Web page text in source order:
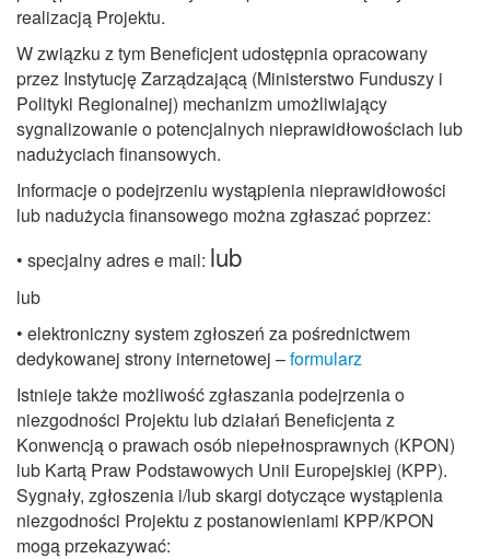
realizacją Projektu.
W związku z tym Beneficjent udostępnia opracowany
przez Instytucję Zarządzającą (Ministerstwo Funduszy i
Polityki Regionalnej) mechanizm umożliwiający
sygnalizowanie o potencjalnych nieprawidłowościach lub
nadużyciach finansowych.
Informacje o podejrzeniu wystąpienia nieprawidłowości
lub nadużycia finansowego można zgłaszać poprzez:
• specjalny adres e mail: lub
lub
• elektroniczny system zgłoszeń za pośrednictwem
dedykowanej strony internetowej –formularz
Istnieje także możliwość zgłaszania podejrzenia o
niezgodności Projektu lub działań Beneficjenta z
Konwencją o prawach osób niepełnosprawnych (KPON)
lub Kartą Praw Podstawowych Unii Europejskiej (KPP).
Sygnały, zgłoszenia i/lub skargi dotyczące wystąpienia
niezgodności Projektu z postanowieniami KPP/KPON
mogą przekazywać: